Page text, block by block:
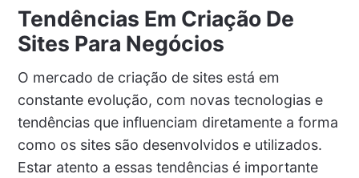
Tendências Em Criação De
Sites Para Negócios
O mercado de criação de sites está em
constante evolução, com novas tecnologias e
tendências que influenciam diretamente a forma
como os sites são desenvolvidos e utilizados.
Estar atento a essas tendências é importante